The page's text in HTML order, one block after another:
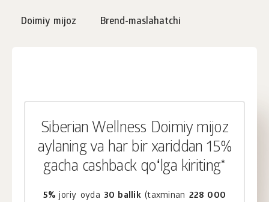
Doimiy mijoz Brend-maslahatchi
Siberian Wellness Doimiy mijoz
aylaning va har bir xariddan 15%
gacha cashback qoʻlga kiriting*
5% joriy oyda 30 ballik (taxminan 228 000